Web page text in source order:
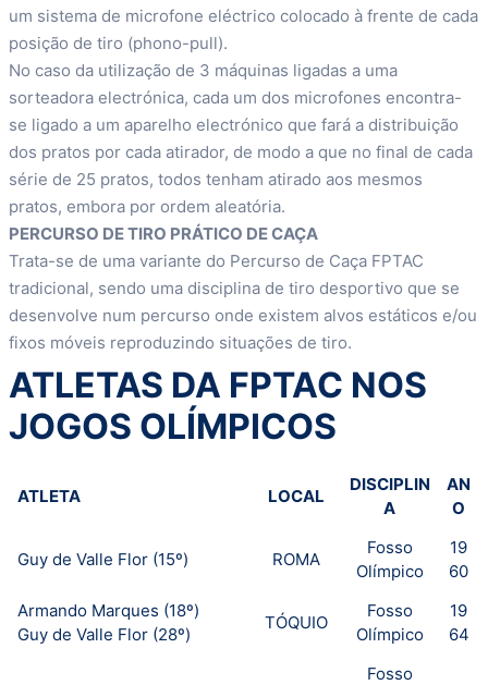
um sistema de microfone eléctrico colocado à frente de cada
posição de tiro (phono-pull).
No caso da utilização de 3 máquinas ligadas a uma
sorteadora electrónica, cada um dos microfones encontra-
se ligado a um aparelho electrónico que fará a distribuição
dos pratos por cada atirador, de modo a que no final de cada
série de 25 pratos, todos tenham atirado aos mesmos
pratos, embora por ordem aleatória.
PERCURSO DE TIRO PRÁTICO DE CAÇA
Trata-se de uma variante do Percurso de Caça FPTAC
tradicional, sendo uma disciplina de tiro desportivo que se
desenvolve num percurso onde existem alvos estáticos e/ou
fixos móveis reproduzindo situações de tiro.
ATLETAS DA FPTAC NOS
JOGOS OLÍMPICOS
ATLETA LOCAL
DISCIPLIN
A
AN
O
Guy de Valle Flor (15º) ROMA
Fosso
Olímpico
19
60
Armando Marques (18º)
Guy de Valle Flor (28º)
TÓQUIO
Fosso
Olímpico
19
64
Fosso